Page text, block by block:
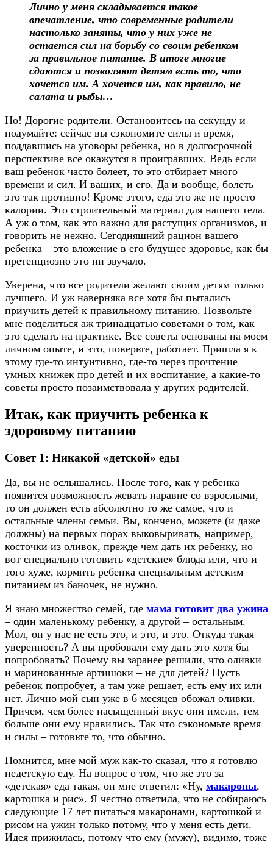
Лично у меня складывается такое
впечатление, что современные родители
настолько заняты, что у них уже не
остается сил на борьбу со своим ребенком
за правильное питание. В итоге многие
сдаются и позволяют детям есть то, что
хочется им. А хочется им, как правило, не
салата и рыбы…
Но! Дорогие родители. Остановитесь на секунду и
подумайте: сейчас вы сэкономите силы и время,
поддавшись на уговоры ребенка, но в долгосрочной
перспективе все окажутся в проигравших. Ведь если
ваш ребенок часто болеет, то это отбирает много
времени и сил. И ваших, и его. Да и вообще, болеть
это так противно! Кроме этого, еда это же не просто
калории. Это строительный материал для нашего тела.
А уж о том, как это важно для растущих организмов, и
говорить не нежно. Сегодняшний рацион вашего
ребенка – это вложение в его будущее здоровье, как бы
претенциозно это ни звучало.
Уверена, что все родители желают своим детям только
лучшего. И уж наверняка все хотя бы пытались
приучить детей к правильному питанию. Позвольте
мне поделиться аж тринадцатью советами о том, как
это сделать на практике. Все советы основаны на моем
личном опыте, и это, поверьте, работает. Пришла я к
этому где-то интуитивно, где-то через прочтение
умных книжек про детей и их воспитание, а какие-то
советы просто позаимствовала у других родителей.
Итак, как приучить ребенка к
здоровому питанию
Совет 1: Никакой «детской» еды
Да, вы не ослышались. После того, как у ребенка
появится возможность жевать наравне со взрослыми,
то он должен есть абсолютно то же самое, что и
остальные члены семьи. Вы, кончено, можете (и даже
должны) на первых порах выковыривать, например,
косточки из оливок, прежде чем дать их ребенку, но
вот специально готовить «детские» блюда или, что и
того хуже, кормить ребенка специальным детским
питанием из баночек, не нужно.
Я знаю множество семей, где мама готовит два ужина
– один маленькому ребенку, а другой – остальным.
Мол, он у нас не есть это, и это, и это. Откуда такая
уверенность? А вы пробовали ему дать это хотя бы
попробовать? Почему вы заранее решили, что оливки
и маринованные артишоки – не для детей? Пусть
ребенок попробует, а там уже решает, есть ему их или
нет. Лично мой сын уже в 6 месяцев обожал оливки.
Причем, чем более насыщенный вкус они имели, тем
больше они ему нравились. Так что сэкономьте время
и силы – готовьте то, что обычно.
Помнится, мне мой муж как-то сказал, что я готовлю
недетскую еду. На вопрос о том, что же это за
«детская» еда такая, он мне ответил: «Ну, макароны,
картошка и рис». Я честно ответила, что не собираюсь
следующие 17 лет питаться макаронами, картошкой и
рисом на ужин только потому, что у меня есть дети.
Идея прижилась, потому что ему (мужу), видимо, тоже